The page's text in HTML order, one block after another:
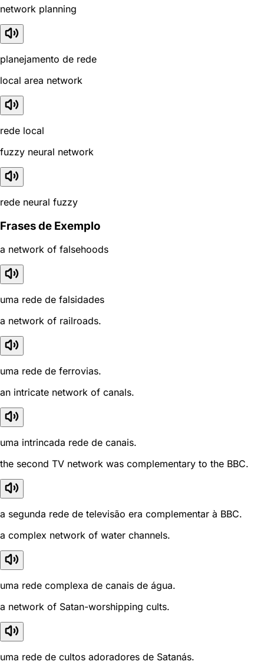
network planning
planejamento de rede
local area network
rede local
fuzzy neural network
rede neural fuzzy
Frases de Exemplo
a network of falsehoods
uma rede de falsidades
a network of railroads.
uma rede de ferrovias.
an intricate network of canals.
uma intrincada rede de canais.
the second TV network was complementary to the BBC.
a segunda rede de televisão era complementar à BBC.
a complex network of water channels.
uma rede complexa de canais de água.
a network of Satan-worshipping cults.
uma rede de cultos adoradores de Satanás.